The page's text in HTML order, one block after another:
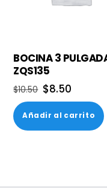
BOCINA 3
ZQS135
$10.50 El
precio
original
era:
$8.50
precio
actual
es:
Añadir al carrito